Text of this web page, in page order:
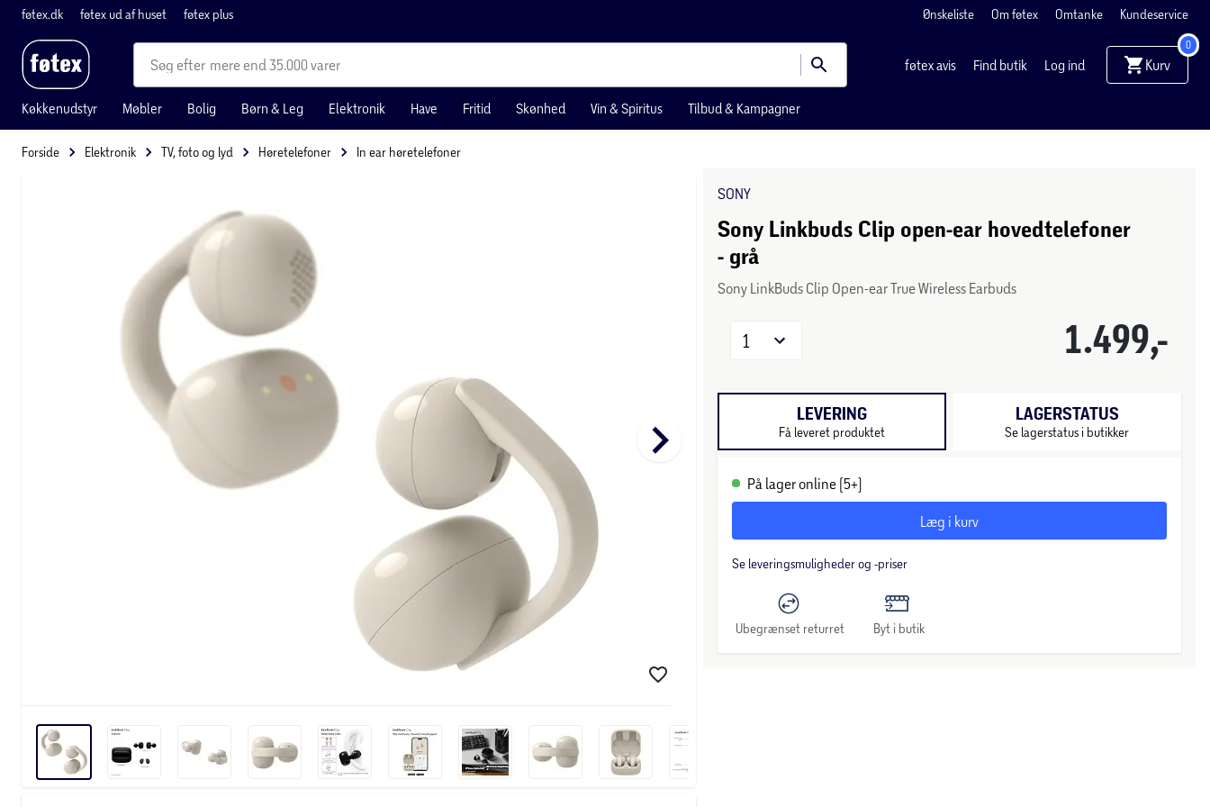
føtex.dk føtex ud af huset føtex plus Ønskeliste Om føtex Omtanke Kundeservice
mere end 35.000 varer føtex avis Find butik Log ind Kurv
0
Køkkenudstyr Møbler Bolig Børn & Leg Elektronik Have Fritid Skønhed Vin & Spiritus Tilbud & Kampagner
Forside Elektronik TV, foto og lyd Høretelefoner In ear høretelefoner
keyboard_arrow_right
SONY
Sony Linkbuds Clip open-ear hovedtelefoner
- grå
Sony LinkBuds Clip Open-ear True Wireless Earbuds
1.499,-
1
LEVERING
Få leveret produktet
LAGERSTATUS
Se lagerstatus i butikker
På lager online (5+)
Læg i kurv
Se leveringsmuligheder og -priser
Ubegrænset returret Byt i butik